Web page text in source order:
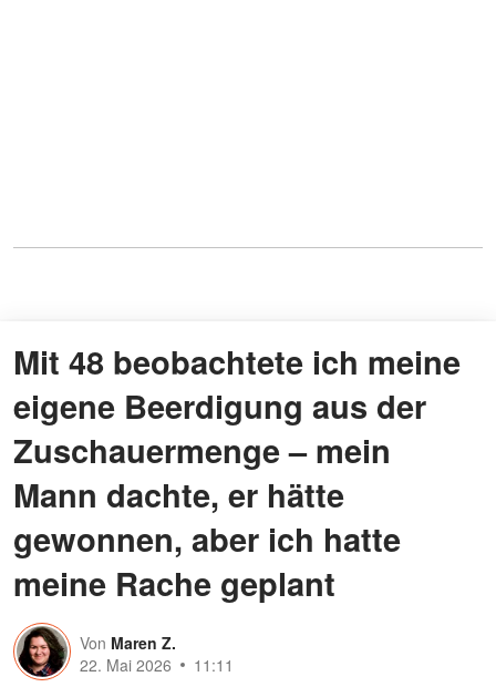
Mit 48 beobachtete ich meine
eigene Beerdigung aus der
Zuschauermenge – mein
Mann dachte, er hätte
gewonnen, aber ich hatte
meine Rache geplant
Von Maren Z.
22. Mai 2026
11:11